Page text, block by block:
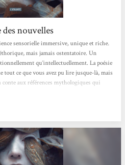
nouvelles
sensorielle immersive, unique et riche.
mais jamais ostentatoire. Un
qu’intellectuellement. La poésie
tout ce que vous avez pu lire jusque-là, mais
conte aux références mythologiques qui
qu’elle apporte au lecteur,